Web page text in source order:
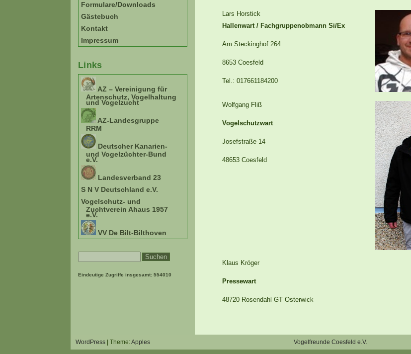
Formulare/Downloads
Gästebuch
Kontakt
Impressum
Links
AZ – Vereinigung für
Artenschutz, Vogelhaltung
und Vogelzucht
AZ-Landesgruppe
RRM
Deutscher Kanarien-
und Vogelzüchter-Bund
e.V.
Landesverband 23
S N V Deutschland e.V.
Vogelschutz- und
Zuchtverein Ahaus 1957
e.V.
VV De Bilt-Bilthoven
Eindeutige Zugriffe insgesamt: 554010
Lars Horstick
Hallenwart / Fachgruppenobmann Si/Ex
Am Steckinghof 264
8653 Coesfeld
Tel.: 017661184200
Wolfgang Fliß
Vogelschutzwart
Josefstraße 14
48653 Coesfeld
Klaus Kröger
Pressewart
48720 Rosendahl GT Osterwick
WordPress | Theme:Apples Vogelfreunde Coesfeld e.V.